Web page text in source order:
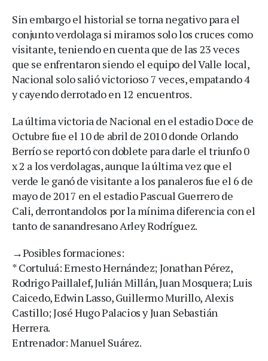
Sin embargo el historial se torna negativo para el
conjunto verdolaga si miramos solo los cruces como
visitante, teniendo en cuenta que de las 23 veces
que se enfrentaron siendo el equipo del Valle local,
Nacional solo salió victorioso 7 veces, empatando 4
y cayendo derrotado en 12 encuentros.
La última victoria de Nacional en el estadio Doce de
Octubre fue el 10 de abril de 2010 donde Orlando
Berrío se reportó con doblete para darle el triunfo 0
x 2 a los verdolagas, aunque la última vez que el
verde le ganó de visitante a los panaleros fue el 6 de
mayo de 2017 en el estadio Pascual Guerrero de
Cali, derrontandolos por la mínima diferencia con el
tanto de sanandresano Arley Rodríguez.
→Posibles formaciones:
* Cortuluá: Ernesto Hernández; Jonathan Pérez,
Rodrigo Paillalef, Julián Millán, Juan Mosquera; Luis
Caicedo, Edwin Lasso, Guillermo Murillo, Alexis
Castillo; José Hugo Palacios y Juan Sebastián
Herrera.
Entrenador: Manuel Suárez.